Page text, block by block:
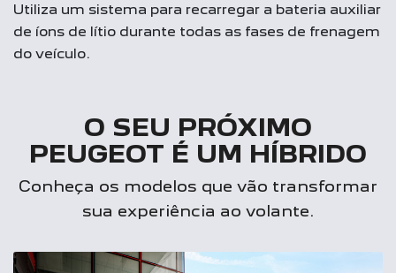
Utiliza um sistema para recarregar a bateria auxiliar
de íons de lítio durante todas as fases de frenagem
do veículo.
O SEU PRÓXIMO
PEUGEOT É UM HÍBRIDO
Conheça os modelos que vão transformar
sua experiência ao volante.